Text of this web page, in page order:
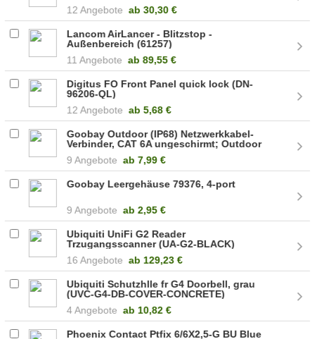
12 Angebote ab 30,30 €
Lancom AirLancer - Blitzstop -
Außenbereich (61257)
11 Angebote ab 89,55 €
Digitus FO Front Panel quick lock (DN-
96206-QL)
12 Angebote ab 5,68 €
Goobay Outdoor (IP68) Netzwerkkabel-
Verbinder, CAT 6A ungeschirmt; Outdoor
9 Angebote ab 7,99 €
Goobay Leergehäuse 79376, 4-port
9 Angebote ab 2,95 €
Ubiquiti UniFi G2 Reader
Trzugangsscanner (UA-G2-BLACK)
16 Angebote ab 129,23 €
Ubiquiti Schutzhlle fr G4 Doorbell, grau
(UVC-G4-DB-COVER-CONCRETE)
4 Angebote ab 10,82 €
Phoenix Contact Ptfix 6/6X2,5-G BU Blue